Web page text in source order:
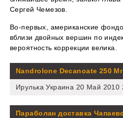
Сергей Чемезов.
Во-первых, американские
вблизи двойных вершин по
вероятность коррекции велика.
Nandrolone Decanoate 250 Мг
Ирулька Украина 20 Май 2010
Параболан доставка